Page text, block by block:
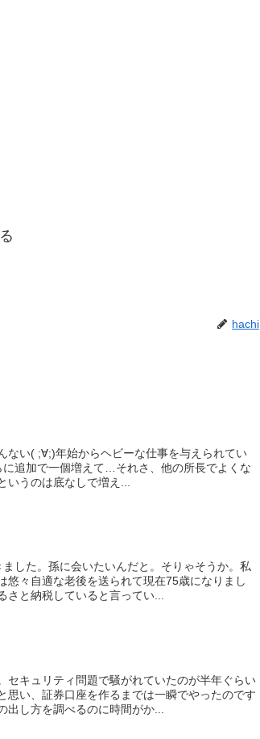
hachi
い( ;∀;)年始からヘビーな仕事を与えられてい
追加で一個増えて…それさ、他の所長でよくな
うのは底なしで増え...
した。孫に会いたいんだと。そりゃそうか。私
々自適な老後を送られて現在75歳になりまし
と納税していると言ってい...
キュリティ問題で騒がれていたのが半年ぐらい
思い、証券口座を作るまでは一瞬でやったのです
し方を調べるのに時間がか...